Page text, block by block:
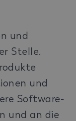
und
Stelle.
und
Software-
und an die